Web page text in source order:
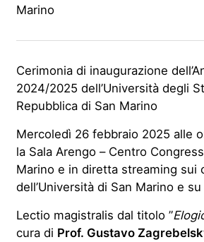
Marino
Cerimonia di inaugurazione
2024/2025 dell’Università degli
Repubblica di San Marino
Mercoledì 26 febbraio 2025 alle
la Sala Arengo – Centro
Marino e in diretta streaming sui
dell’Università di San Marino e su
Lectio magistralis dal titolo ”
cura di Prof. Gustavo